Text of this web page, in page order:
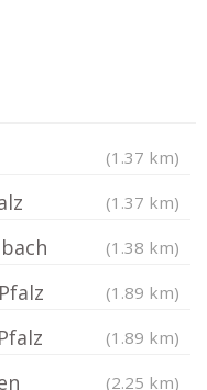
(1.37 km)
(1.37 km)
(1.38 km)
(1.89 km)
(1.89 km)
(2.25 km)